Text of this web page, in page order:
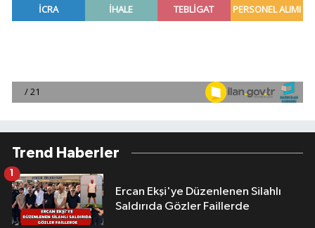
Trend Haberler
Ercan Ekşi'ye Düzenlenen Silahlı
Saldırıda Gözler Faillerde
1